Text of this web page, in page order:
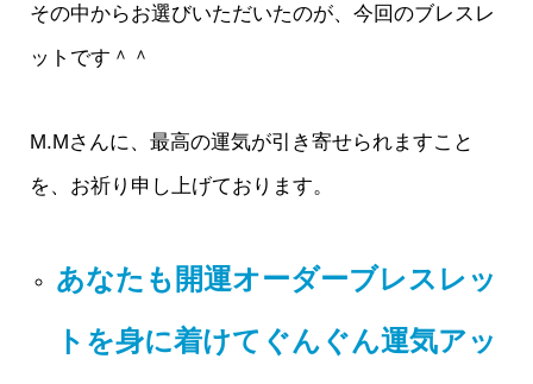
その中からお選びいただいたのが、今回のブレスレ
ットです＾＾
M.Mさんに、最高の運気が引き寄せられますこと
を、お祈り申し上げております。
あなたも開運オーダーブレスレッ
トを身に着けてぐんぐん運気アッ